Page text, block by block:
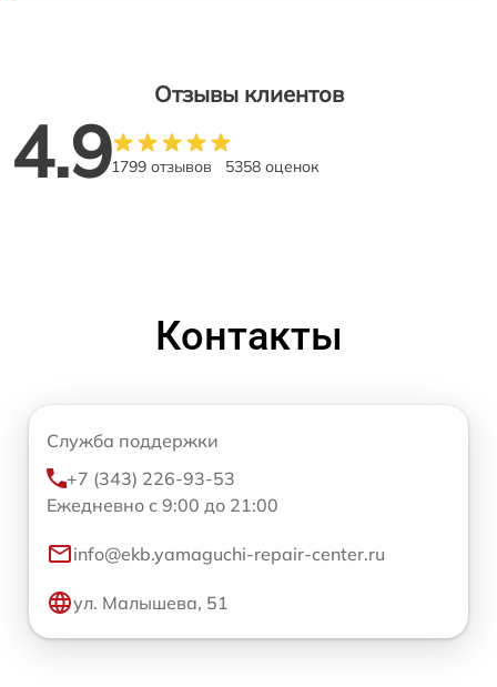
Отзывы клиентов
4.91799 отзывов 5358 оценок
Контакты
Служба поддержки
+7 (343) 226-93-53
Ежедневно с 9:00 до 21:00
info@ekb.yamaguchi-repair-center.ru
ул. Малышева, 51